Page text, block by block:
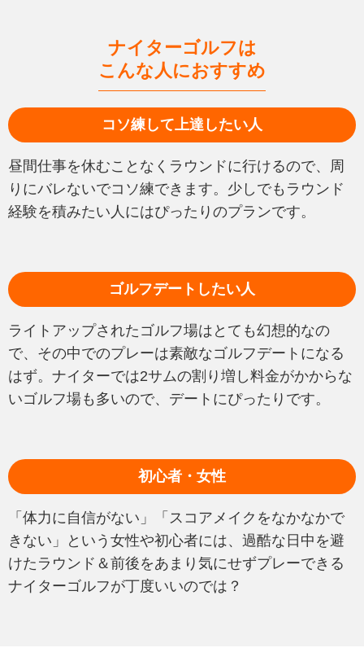
ナイターゴルフは
こんな人におすすめ
コソ練して上達したい人
昼間仕事を休むことなくラウンドに行けるので、周
りにバレないでコソ練できます。少しでもラウンド
経験を積みたい人にはぴったりのプランです。
ゴルフデートしたい人
ライトアップされたゴルフ場はとても幻想的なの
で、その中でのプレーは素敵なゴルフデートになる
はず。ナイターでは2サムの割り増し料金がかからな
いゴルフ場も多いので、デートにぴったりです。
初心者・女性
「体力に自信がない」「スコアメイクをなかなかで
きない」という女性や初心者には、過酷な日中を避
けたラウンド＆前後をあまり気にせずプレーできる
ナイターゴルフが丁度いいのでは？